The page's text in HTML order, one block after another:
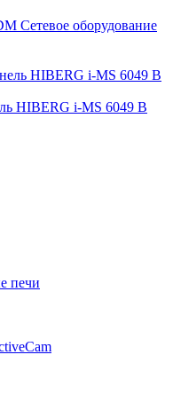
Сетевое оборудование
HIBERG i-MS 6049 B
печи